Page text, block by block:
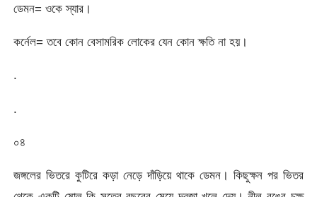
ডেমন= ওকে স্যার।
কর্নেল= তবে কোন বেসামরিক লোকের যেন কোন ক্ষতি না হয়।
.
.
০৪
জঙ্গলের ভিতরে কুটিরে কড়া নেড়ে দাঁড়িয়ে থাকে ডেমন। কিছুক্ষন পর ভিতর